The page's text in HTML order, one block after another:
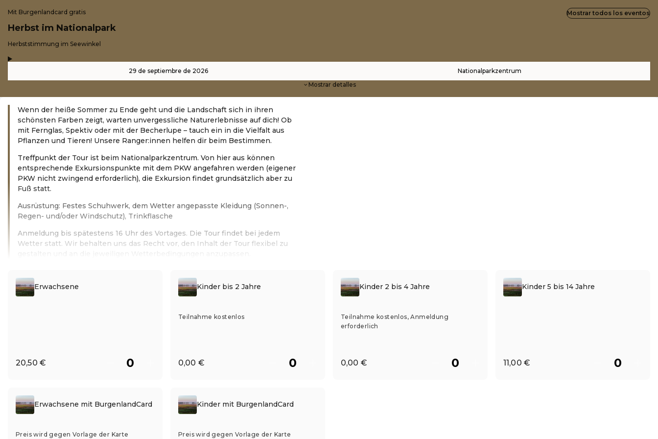
Mit Burgenlandcard gratis
Herbst im Nationalpark
-Herbststimmung im Seewinkel
29 de septiembre de 2026 Nationalparkzentrum
Mostrar detalles
Mostrar todos los eventos
Wenn der heiße Sommer zu Ende geht und die Landschaft sich in ihren
schönsten Farben zeigt, warten unvergessliche Naturerlebnisse auf dich! Ob
mit Fernglas, Spektiv oder mit der Becherlupe – tauch ein in die Vielfalt aus
Pflanzen und Tieren! Unsere Ranger:innen helfen dir beim Bestimmen.
Treffpunkt der Tour ist beim Nationalparkzentrum. Von hier aus können
entsprechende Exkursionspunkte mit dem PKW angefahren werden (eigener
PKW nicht zwingend erforderlich), die Exkursion findet grundsätzlich aber zu
Fuß statt.
Ausrüstung: Festes Schuhwerk, dem Wetter angepasste Kleidung (Sonnen-,
Regen- und/oder Windschutz), Trinkflasche
Anmeldung bis spätestens 16 Uhr des Vortages. Die Tour findet bei jedem
Wetter statt. Wir behalten uns das Recht vor, den Inhalt der Tour flexibel zu
Erwachsene
20,50 €
Kinder bis 2 Jahre
Teilnahme kostenlos
0,00 €
Kinder 2 bis 4 Jahre
Teilnahme kostenlos, Anmeldung
erforderlich
0,00 €
Kinder 5 bis 14 Jahre
11,00 €
Erwachsene mit BurgenlandCard
Preis wird gegen Vorlage der Karte
Kinder mit BurgenlandCard
Preis wird gegen Vorlage der Karte